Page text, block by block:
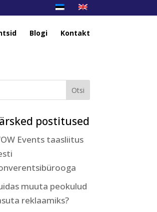
Blogi Kontakt
postitused
Events taasliitus
muuta peokulud
reklaamiks?